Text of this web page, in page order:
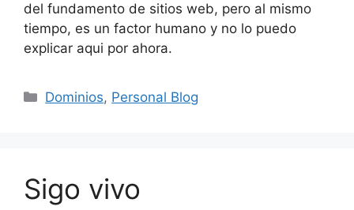
del fundamento de sitios web, pero al mismo
tiempo, es un factor humano y no lo puedo
explicar aqui por ahora.
Categorías
Dominios, Personal Blog
Sigo vivo